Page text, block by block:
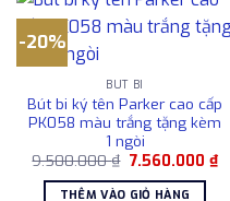
-20%
BÚT BI
Bút bi ký tên Parker cao cấp
PK058 màu trắng tặng kèm
1 ngòi
9.500.000₫ Giá
là:
7.560.000 ₫Giá
THÊM VÀO GIỎ HÀNG